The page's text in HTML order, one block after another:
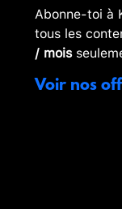
Abonne-toi à
tous les
/ mois
Voir nos